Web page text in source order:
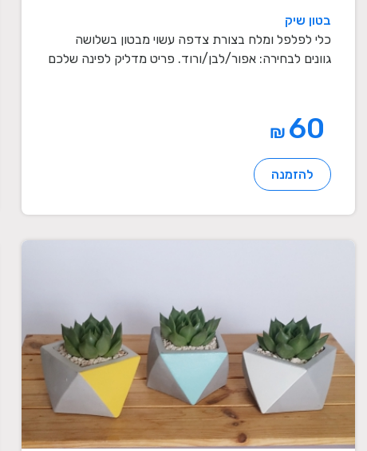
בטון שיק
כלי לפלפל ומלח בצורת צדפה עשוי מבטון בשלושה
גוונים לבחירה: אפור/לבן/ורוד. פריט מדליק לפינה שלכם
₪
להזמנה